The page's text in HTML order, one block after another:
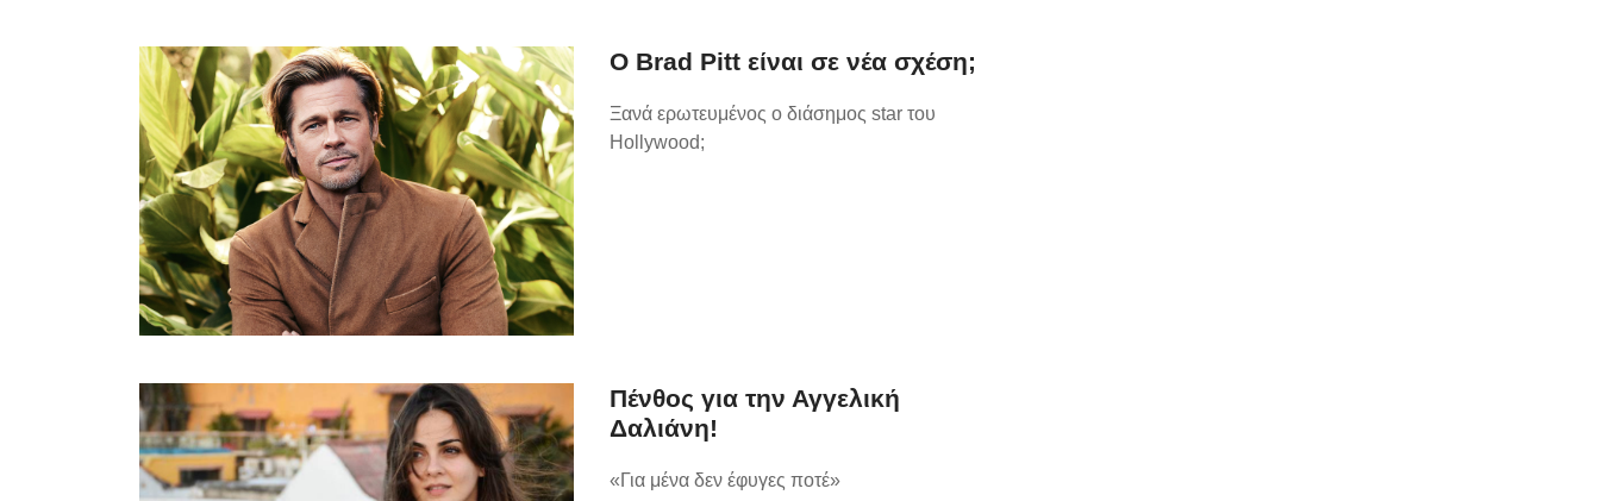
Ο Brad Pitt είναι σε νέα σχέση;
Ξανά ερωτευμένος ο διάσημος star του
Hollywood;
Πένθος για την Αγγελική
Δαλιάνη!
«Για μένα δεν έφυγες ποτέ»